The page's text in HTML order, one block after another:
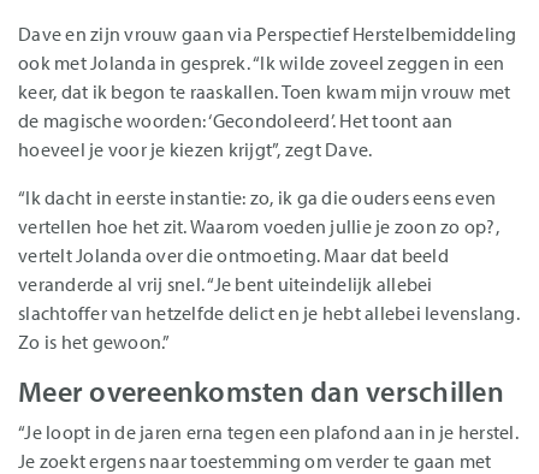
Dave en zijn vrouw gaan via Perspectief Herstelbemiddeling
ook met Jolanda in gesprek. “Ik wilde zoveel zeggen in een
keer, dat ik begon te raaskallen. Toen kwam mijn vrouw met
de magische woorden: ‘Gecondoleerd’. Het toont aan
hoeveel je voor je kiezen krijgt”, zegt Dave.
“Ik dacht in eerste instantie: zo, ik ga die ouders eens even
vertellen hoe het zit. Waarom voeden jullie je zoon zo op?,
vertelt Jolanda over die ontmoeting. Maar dat beeld
veranderde al vrij snel. “Je bent uiteindelijk allebei
slachtoffer van hetzelfde delict en je hebt allebei levenslang.
Zo is het gewoon.”
Meer overeenkomsten dan verschillen
“Je loopt in de jaren erna tegen een plafond aan in je herstel.
Je zoekt ergens naar toestemming om verder te gaan met